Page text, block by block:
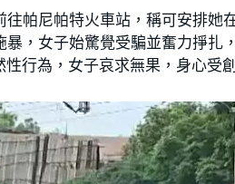
帕尼帕特火車站，稱可安排她
，女子始驚覺受騙並奮力掙扎
行為，女子哀求無果，身心受